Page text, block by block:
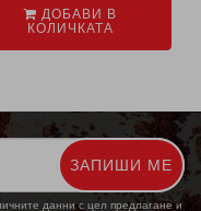
ДОБАВИ В
КОЛИЧКАТА
ЗАПИШИ МЕ
данни с цел предлагане и